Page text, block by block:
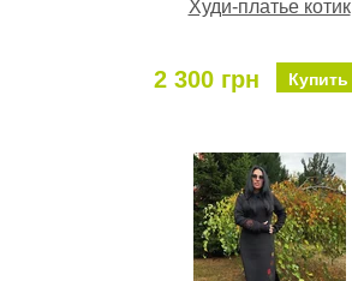
Худи-платье котик
2 300 грн Купить